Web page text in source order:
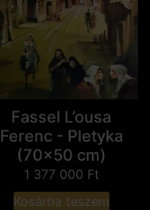
Fassel L’ousa
Ferenc - Pletyka
(70x50 cm)
1 377 000 Ft
Kosárba teszem